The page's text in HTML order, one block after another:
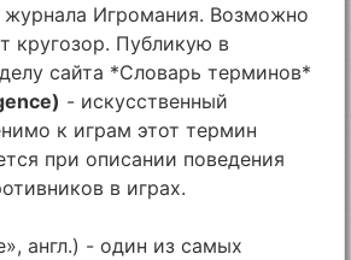
журнала Игромания. Возможно
кругозор. Публикую в
сайта *Словарь терминов*
- искусственный
к играм этот термин
при описании поведения
в играх.
англ.) - один из самых